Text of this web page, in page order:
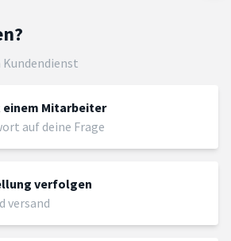
Mitarbeiter
auf deine Frage
verfolgen
versand